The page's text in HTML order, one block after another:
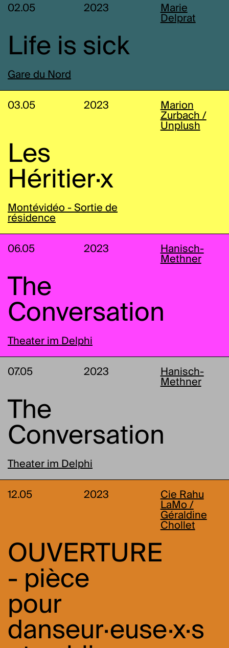
02.05 2023
Marie
Delprat
Life is sick
Gare du Nord
03.05 2023
Marion
Zurbach /
Unplush
Les
Héritier·x
Montévidéo - Sortie de
résidence
06.05 2023
Hanisch-
Methner
The
Conversation
Theater im Delphi
07.05 2023
Hanisch-
Methner
The
Conversation
Theater im Delphi
12.05 2023
Cie Rahu
LaMo /
Géraldine
Chollet
OUVERTURE
- pièce
pour
danseur·euse·x·s